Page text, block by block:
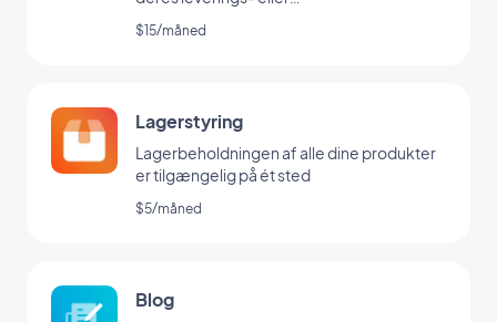
afhentningstidspunkt
$15/måned
Lagerstyring
Lagerbeholdningen af alle dine produkter
er tilgængelig på ét sted
$5/måned
Blog